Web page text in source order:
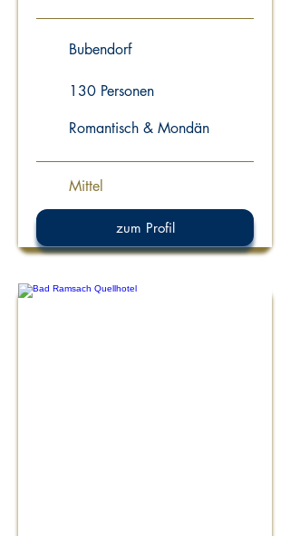
Bubendorf
130 Personen
Romantisch & Mondän
Mittel
zum Profil